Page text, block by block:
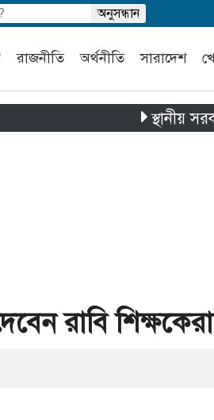
রাজনীতি অর্থনীতি সারাদেশ
স্থানীয় সরকার
রাবি শিক্ষকেরা